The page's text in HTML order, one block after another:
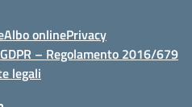
Albo onlinePrivacy
GDPR – Regolamento 2016/679
legali